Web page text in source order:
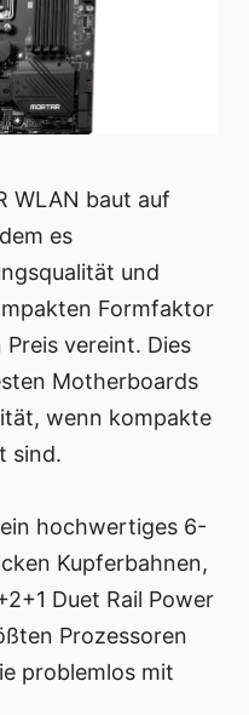
WLAN baut auf
es
und
Formfaktor
vereint. Dies
Motherboards
wenn kompakte
sind.
hochwertiges 6-
Kupferbahnen,
Duet Rail Power
Prozessoren
problemlos mit